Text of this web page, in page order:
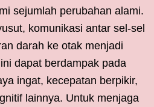
sejumlah perubahan alami.
komunikasi antar sel-sel
darah ke otak menjadi
dapat berdampak pada
ingat, kecepatan berpikir,
lainnya. Untuk menjaga